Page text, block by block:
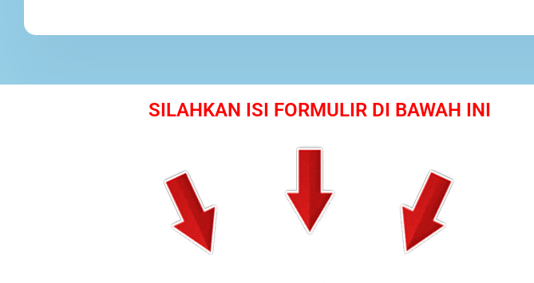
SILAHKAN ISI FORMULIR DI BAWAH INI